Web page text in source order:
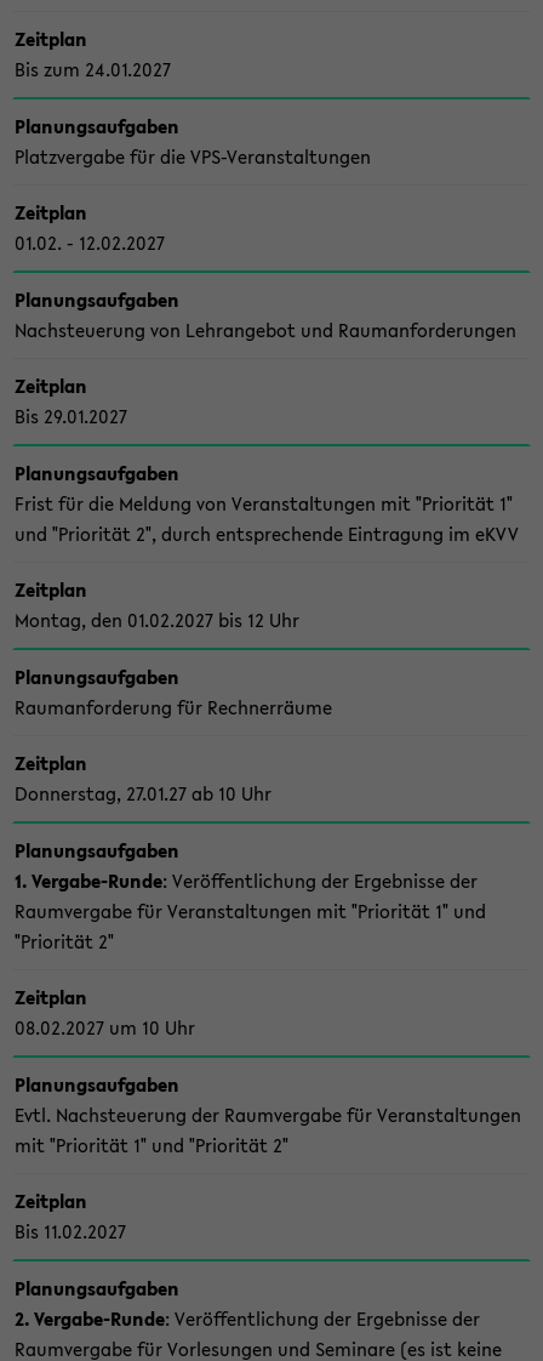
Zeit­plan
Bis zum 24.01.2027
Pla­nungs­auf­ga­ben
Platz­ver­ga­be für die VPS-​Veranstaltungen
Zeit­plan
01.02. - 12.02.2027
Pla­nungs­auf­ga­ben
Nach­steue­rung von Lehr­an­ge­bot und Raum­an­for­de­run­gen
Zeit­plan
Bis 29.01.2027
Pla­nungs­auf­ga­ben
Frist für die Mel­dung von Ver­an­stal­tun­gen mit "Prio­ri­tät 1"
und "Prio­ri­tät 2", durch ent­spre­chen­de Ein­tra­gung im eKVV
Zeit­plan
Mon­tag, den 01.02.2027 bis 12 Uhr
Pla­nungs­auf­ga­ben
Raum­an­for­de­rung für Rech­ner­räu­me
Zeit­plan
Don­ners­tag, 27.01.27 ab 10 Uhr
Pla­nungs­auf­ga­ben
1. Vergabe-​Runde: Ver­öf­fent­li­chung der Er­geb­nis­se der
Raum­ver­ga­be für Ver­an­stal­tun­gen mit "Prio­ri­tät 1" und
"Prio­ri­tät 2"
Zeit­plan
08.02.2027 um 10 Uhr
Pla­nungs­auf­ga­ben
Evtl. Nach­steue­rung der Raum­ver­ga­be für Ver­an­stal­tun­gen
mit "Prio­ri­tät 1" und "Prio­ri­tät 2"
Zeit­plan
Bis 11.02.2027
Pla­nungs­auf­ga­ben
2. Vergabe-​Runde: Ver­öf­fent­li­chung der Er­geb­nis­se der
Raum­ver­ga­be für Vor­le­sun­gen und Se­mi­na­re (es ist keine